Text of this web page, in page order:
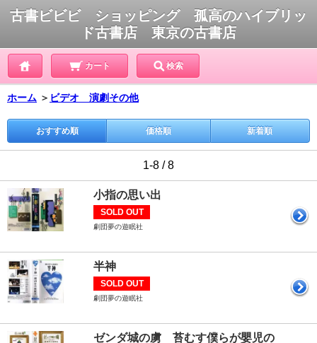
古書ビビビ ショッピング 孤高のハイブリッ
ド古書店 東京の古書店
カート 検索
ホーム ＞ ビデオ 演劇その他
おすすめ順 価格順 新着順
1-8 / 8
小指の思い出
SOLD OUT
劇団夢の遊眠社
半神
SOLD OUT
劇団夢の遊眠社
ゼンダ城の虜 苔むす僕らが嬰児の